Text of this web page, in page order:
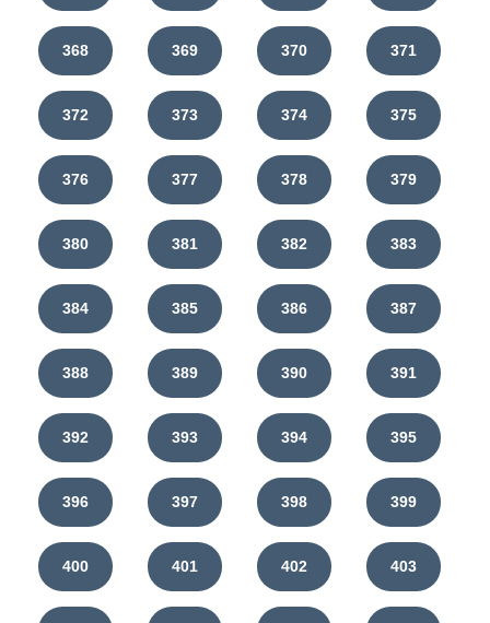
368 369 370 371
372 373 374 375
376 377 378 379
380 381 382 383
384 385 386 387
388 389 390 391
392 393 394 395
396 397 398 399
400 401 402 403